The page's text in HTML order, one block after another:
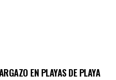
EN PLAYAS DE PLAYA